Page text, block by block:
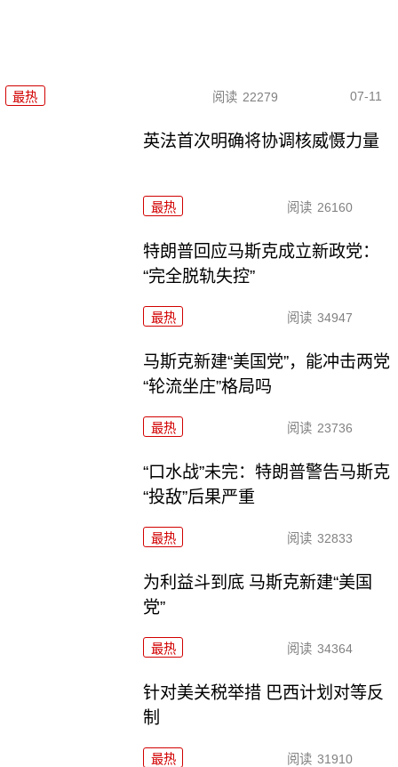
最热 阅读 22279 07-11
英法首次明确将协调核威慑力量
最热 阅读 26160
特朗普回应马斯克成立新政党：
“完全脱轨失控”
最热 阅读 34947
马斯克新建“美国党”，能冲击两党
“轮流坐庄”格局吗
最热 阅读 23736
“口水战”未完：特朗普警告马斯克
“投敌”后果严重
最热 阅读 32833
为利益斗到底 马斯克新建“美国
党”
最热 阅读 34364
针对美关税举措 巴西计划对等反
制
最热 阅读 31910